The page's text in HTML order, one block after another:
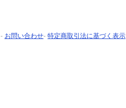
- お問い合わせ- 特定商取引法に基づく表示